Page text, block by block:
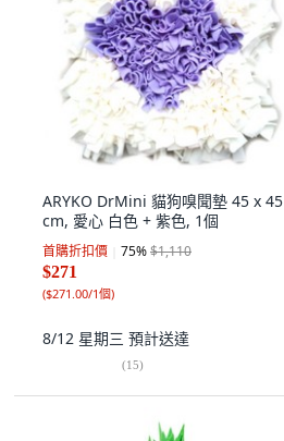
ARYKO DrMini 貓狗嗅聞墊 45 x 45
cm, 愛心 白色 + 紫色, 1個
首購折扣價 75%$1,110
$271
($271.00/1個)
8/12 星期三 預計送達
(15)